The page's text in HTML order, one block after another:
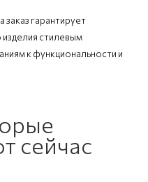
гарантирует
стилевым
к функциональности и
сейчас